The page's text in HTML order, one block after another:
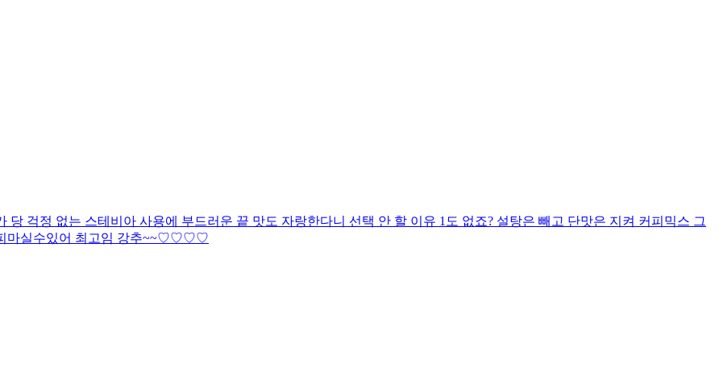
걱정 없는 스테비아 사용에 부드러운 끝 맛도 자랑한다니 선택 안 할 이유 1도 없죠? 설탕은 빼고 단맛은 지켜 커피믹스 그
피마실수있어 최고임 강추~~♡♡♡♡